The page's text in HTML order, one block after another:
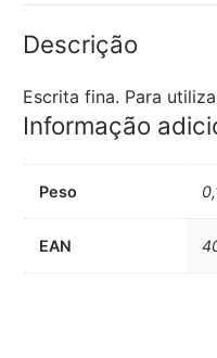
Descrição
Escrita fina. Para
Informação
Peso
EAN